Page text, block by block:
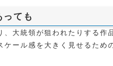
ても
大統領が狙われたりする作
ール感を大きく見せるため